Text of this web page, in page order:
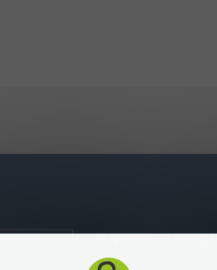
INFOS
Calendrier scolaire